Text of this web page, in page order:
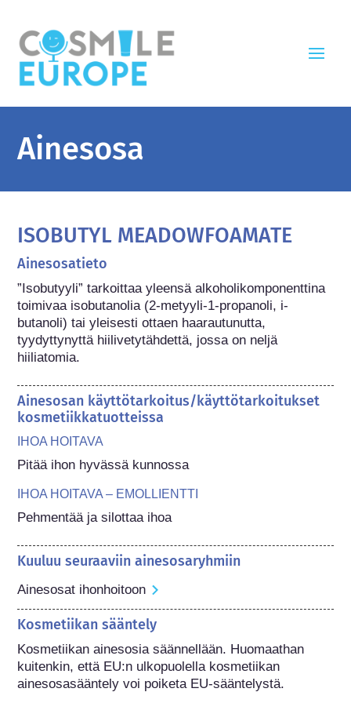
Ainesosa
ISOBUTYL MEADOWFOAMATE
Ainesosatieto
”Isobutyyli” tarkoittaa yleensä alkoholikomponenttina
toimivaa isobutanolia (2-metyyli-1-propanoli, i-
butanoli) tai yleisesti ottaen haarautunutta,
tyydyttynyttä hiilivetytähdettä, jossa on neljä
hiiliatomia.
Ainesosan käyttötarkoitus/käyttötarkoitukset
kosmetiikkatuotteissa
IHOA HOITAVA
Pitää ihon hyvässä kunnossa
IHOA HOITAVA – EMOLLIENTTI
Pehmentää ja silottaa ihoa
Kuuluu seuraaviin ainesosaryhmiin
Ainesosat ihonhoitoon
Kosmetiikan sääntely
Kosmetiikan ainesosia säännellään. Huomaathan
kuitenkin, että EU:n ulkopuolella kosmetiikan
ainesosasääntely voi poiketa EU-sääntelystä.